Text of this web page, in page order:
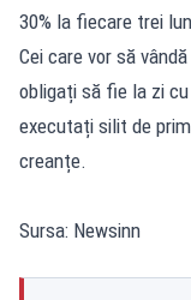
30% la fiecare trei
Cei care vor să
obligați să fie la zi
executați silit de
creanțe.
Sursa: Newsinn